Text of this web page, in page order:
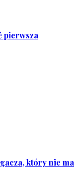
pierwsza
który nie ma